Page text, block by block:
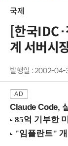
국제
[한국
계 서버시
발행일 : 2002-04-
Claude Code, 실제